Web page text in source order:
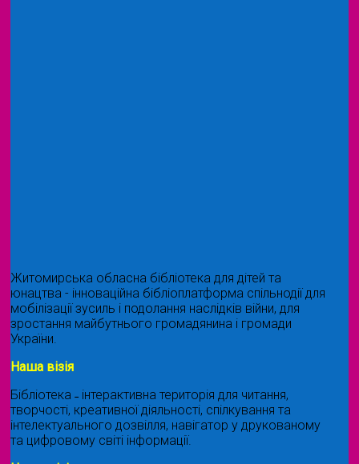
Житомирська обласна бібліотека для дітей та
юнацтва - інноваційна бібліоплатформа спільнодії для
мобілізації зусиль і подолання наслідків війни, для
зростання майбутнього громадянина і громади
України.
Наша візія
Бібліотека ˗ інтерактивна територія для читання,
творчості, креативної діяльності, спілкування та
інтелектуального дозвілля, навігатор у друкованому
та цифровому світі інформації.